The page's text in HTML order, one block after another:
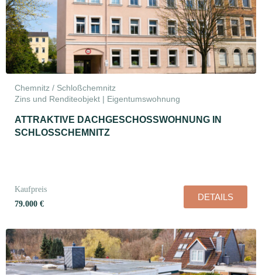
Chemnitz / Schloßchemnitz
Zins und Renditeobjekt | Eigentumswohnung
ATTRAKTIVE DACHGESCHOSSWOHNUNG IN
SCHLOSSCHEMNITZ
Kaufpreis
79.000 €
DETAILS